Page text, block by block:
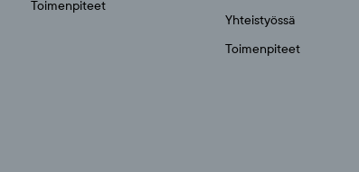
Toimenpiteet
Yhteistyössä
Toimenpiteet